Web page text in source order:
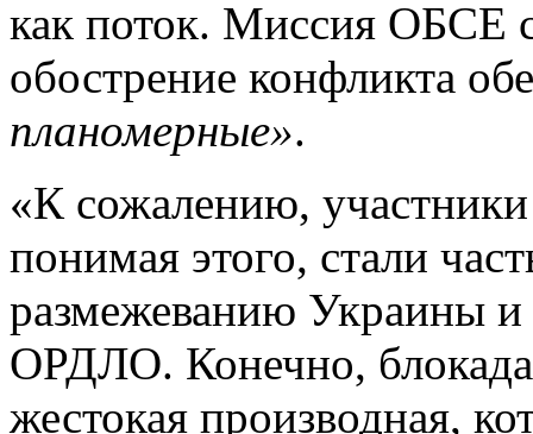
как поток. Миссия ОБСЕ
обострение конфликта
планомерные».
«К сожалению,
понимая этого, стали
размежеванию Украины и
ОРДЛО. Конечно, блокада
жестокая производная,